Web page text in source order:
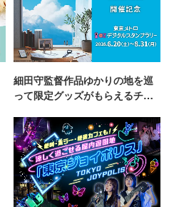
細田守監督作品ゆかりの地を巡
って限定グッズがもらえるチャ